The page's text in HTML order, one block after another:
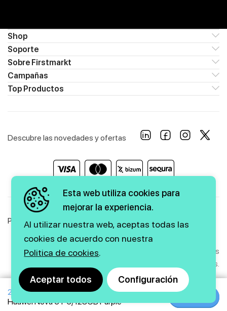
239€
385€
Huawei Nova 5T 6/128GB Purple
Shop
Soporte
Sobre Firstmarkt
Campañas
Top Productos
Descubre las novedades y ofertas
Política de Privacidad Política de Cookies Aviso Legal
Copyright © 2026 firstmarkt. Todos los derechos
reservados.
Agencia SEOy diseño web GMEDIA
Esta web utiliza cookies para
mejorar la experiencia.
Al utilizar nuestra web, aceptas todas las
cookies de acuerdo con nuestra
Politica de cookies.
Aceptar todos Configuración